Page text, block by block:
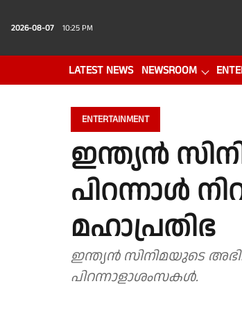
2026-08-07 10:25 PM
LATEST NEWS NEWSROOM
ENTERTAINMENT
ഇന്ത്യൻ
പിറന്നാൾ
മഹാപ്രതിഭ
ഇന്ത്യൻ സിനിമയുടെ
പിറന്നാളാശംസകൾ.